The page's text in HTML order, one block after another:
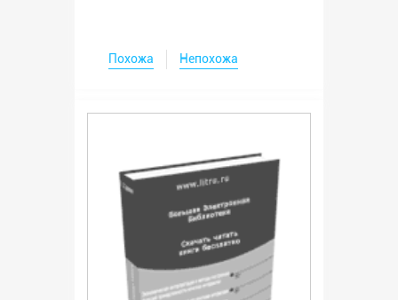
Похожа Непохожа